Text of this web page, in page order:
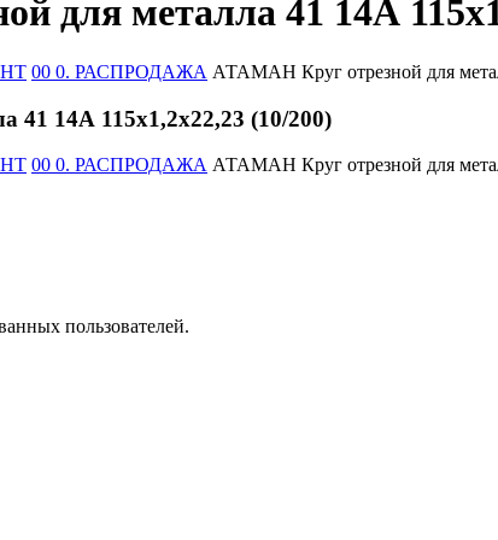
для металла 41 14А
00 0. РАСПРОДАЖА АТАМАН Круг отрезной для
14А 115х1,2х22,23 (10/200)
00 0. РАСПРОДАЖА АТАМАН Круг отрезной для
пользователей.